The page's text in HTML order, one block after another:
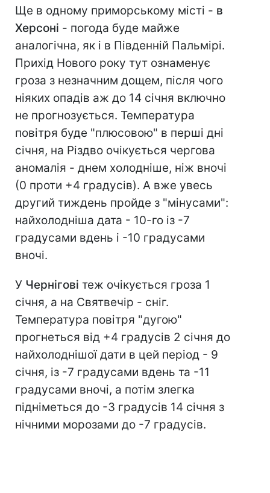
Ще в одному приморському місті - в
Херсоні - погода буде майже
аналогічна, як і в Південній Пальмірі.
Прихід Нового року тут ознаменує
гроза з незначним дощем, після чого
ніяких опадів аж до 14 січня включно
не прогнозується. Температура
повітря буде "плюсовою" в перші дні
січня, на Різдво очікується чергова
аномалія - днем холодніше, ніж вночі
(0 проти +4 градусів). А вже увесь
другий тиждень пройде з "мінусами":
найхолодніша дата - 10-го із -7
градусами вдень і -10 градусами
вночі.
У Чернігові теж очікується гроза 1
січня, а на Святвечір - сніг.
Температура повітря "дугою"
прогнеться від +4 градусів 2 січня до
найхолоднішої дати в цей період - 9
січня, із -7 градусами вдень та -11
градусами вночі, а потім злегка
підніметься до -3 градусів 14 січня з
нічними морозами до -7 градусів.